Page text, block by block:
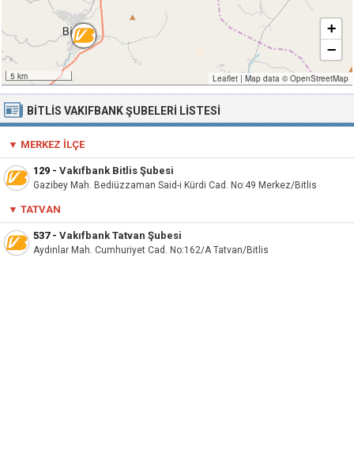
5 km
+
−
Leaflet | Map data ©OpenStreetMap
BITLIS VAKIFBANK ŞUBELERI LISTESI
▼ MERKEZ İLÇE
129 - Vakıfbank Bitlis Şubesi
Gazibey Mah. Bediüzzaman Said-i Kürdi Cad. No:49 Merkez/Bitlis
▼ TATVAN
537- Vakıfbank Tatvan Şubesi
Aydınlar Mah. Cumhuriyet Cad. No:162/A Tatvan/Bitlis